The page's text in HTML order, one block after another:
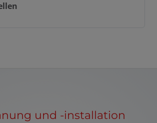
und -installation